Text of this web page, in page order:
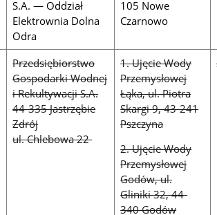
S.A. — Oddział
Elektrownia Dolna
Odra
105 Nowe
Czarnowo
Przedsiębiorstwo
Gospodarki Wodnej
i Rekultywacji S.A.
44-335 Jastrzębie
Zdrój
ul. Chlebowa 22
1. Ujęcie Wody
Przemysłowej
Łąka, ul. Piotra
Skargi 9, 43-241
Pszczyna
2. Ujęcie Wody
Przemysłowej
Godów, ul.
Gliniki 32, 44-
340 Godów